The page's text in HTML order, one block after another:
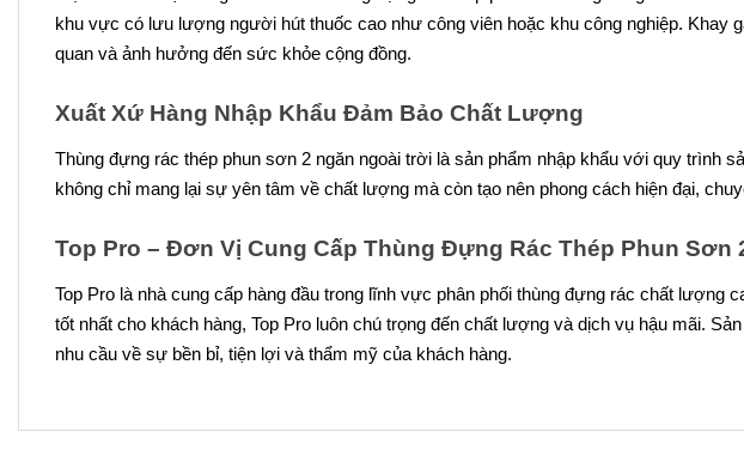
khu vực có lưu lượng người hút thuốc cao như công viên hoặc khu công nghiệp.
quan và ảnh hưởng đến sức khỏe cộng đồng.
Xuất Xứ Hàng Nhập Khẩu Đảm Bảo Chất Lượng
Thùng đựng rác thép phun sơn 2 ngăn ngoài trời là sản phẩm nhập khẩu với quy trình
không chỉ mang lại sự yên tâm về chất lượng mà còn tạo nên phong cách hiện đại,
Top Pro – Đơn Vị Cung Cấp Thùng Đựng Rác Thép Phun Sơn
Top Pro là nhà cung cấp hàng đầu trong lĩnh vực phân phối thùng đựng rác chất
tốt nhất cho khách hàng, Top Pro luôn chú trọng đến chất lượng và dịch vụ hậu mãi.
nhu cầu về sự bền bỉ, tiện lợi và thẩm mỹ của khách hàng.